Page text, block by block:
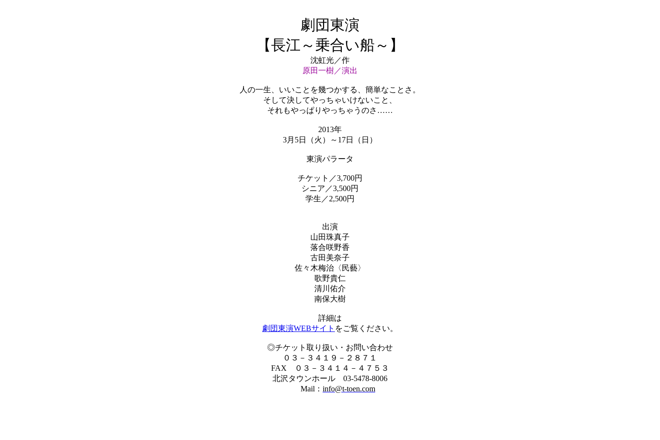
劇団東演
【長江～乗合い船～】
沈虹光／作
原田一樹／演出
人の一生、いいことを幾つかする、簡単なことさ。
そして決してやっちゃいけないこと、
それもやっぱりやっちゃうのさ……
2013年
3月5日（火）～17日（日）
東演パラータ
チケット／3,700円
シニア／3,500円
学生／2,500円
出演
山田珠真子
落合咲野香
古田美奈子
佐々木梅治〈民藝〉
歌野貴仁
清川佑介
南保大樹
詳細は
劇団東演WEBサイト をご覧ください。
◎チケット取り扱い・お問い合わせ
０３－３４１９－２８７１
FAX ０３－３４１４－４７５３
北沢タウンホール 03-5478-8006
Mail ： info@t-toen.com